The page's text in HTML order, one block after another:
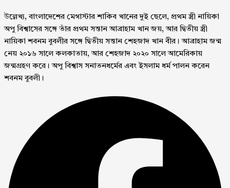
উল্লেখ্য, বাংলাদেশের মেগাস্টার শাকিব খানের দুই ছেলে, প্রথম স্ত্রী নায়িকা
অপু বিশ্বাসের সঙ্গে তাঁর প্রথম সন্তান আব্রাহাম খান জয়, আর দ্বিতীয় স্ত্রী
নায়িকা শবনম বুবলীর সঙ্গে দ্বিতীয় সন্তান শেহজাদ খান বীর। আব্রাহাম জন্ম
নেয় ২০১৬ সালে কলকাতায়, আর শেহজাদ ২০২০ সালে আমেরিকায়
জন্মগ্রহণ করে। অপু বিশ্বাস সনাতনধর্মের এবং ইসলাম ধর্ম পালন করেন
শবনম বুবলী।